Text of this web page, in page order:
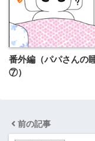
番外編（パパさんの
⑦）
前の記事